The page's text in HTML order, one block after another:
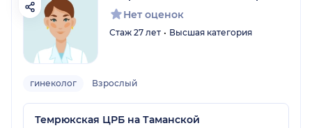
Нет оценок
Стаж 27 лет Высшая категория
гинеколог Взрослый
Темрюкская ЦРБ на Таманской